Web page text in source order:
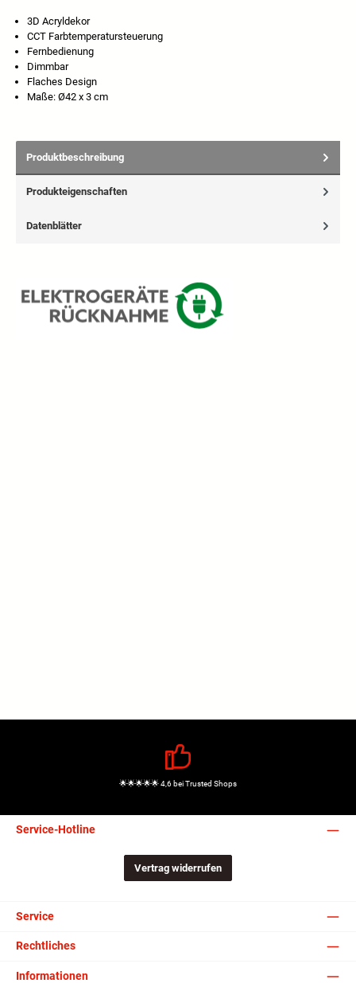
3D Acryldekor
CCT Farbtemperatursteuerung
Fernbedienung
Dimmbar
Flaches Design
Maße: Ø42 x 3 cm
Produktbeschreibung
Produkteigenschaften
Datenblätter
🌟🌟🌟🌟🌟 4,6 bei Trusted Shops
Service-Hotline
Vertrag widerrufen
Service
Rechtliches
Informationen